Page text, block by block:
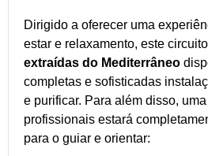
Dirigido a oferecer uma
estar e relaxamento, este
extraídas do Mediterrâneo
completas e sofisticadas
e purificar. Para além disso,
profissionais estará
para o guiar e orientar: